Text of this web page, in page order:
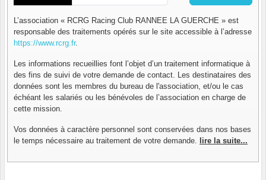
L’association « RCRG Racing Club RANNEE LA GUERCHE » est
responsable des traitements opérés sur le site accessible à l’adresse
https://www.rcrg.fr.
Les informations recueillies font l’objet d’un traitement informatique à
des fins de suivi de votre demande de contact. Les destinataires des
données sont les membres du bureau de l'association, et/ou le cas
échéant les salariés ou les bénévoles de l’association en charge de
cette mission.
Vos données à caractère personnel sont conservées dans nos bases
le temps nécessaire au traitement de votre demande. lire la suite...